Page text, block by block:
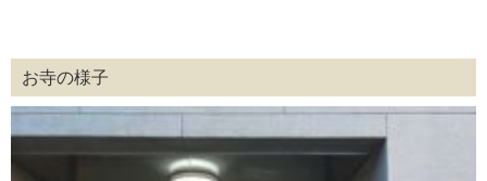
お寺の様子